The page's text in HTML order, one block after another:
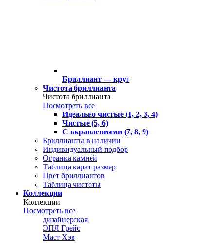
Бриллиант — круг
Чистота бриллианта
Чистота бриллианта
Посмотреть все
Идеально чистые (1, 2, 3, 4)
Чистые (5, 6)
С вкраплениями (7, 8, 9)
Бриллианты в наличии
Индивидуальный подбор
Огранка камней
Таблица карат-размер
Цвет бриллиантов
Таблица чистоты
Коллекции
Коллекции
Посмотреть все
дизайнерская
ЭПЛ Грейс
Маст Хэв